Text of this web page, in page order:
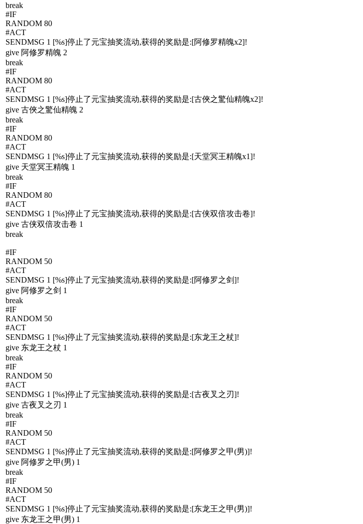
break
#IF
RANDOM 80
#ACT
SENDMSG 1 [%s]停止了元宝抽奖流动,获得的奖励是:[阿修罗精魄x2]!
give 阿修罗精魄 2
break
#IF
RANDOM 80
#ACT
SENDMSG 1 [%s]停止了元宝抽奖流动,获得的奖励是:[古俠之驚仙精魄x2]!
give 古俠之驚仙精魄 2
break
#IF
RANDOM 80
#ACT
SENDMSG 1 [%s]停止了元宝抽奖流动,获得的奖励是:[天堂冥王精魄x1]!
give 天堂冥王精魄 1
break
#IF
RANDOM 80
#ACT
SENDMSG 1 [%s]停止了元宝抽奖流动,获得的奖励是:[古侠双倍攻击卷]!
give 古侠双倍攻击卷 1
break
#IF
RANDOM 50
#ACT
SENDMSG 1 [%s]停止了元宝抽奖流动,获得的奖励是:[阿修罗之剑]!
give 阿修罗之剑 1
break
#IF
RANDOM 50
#ACT
SENDMSG 1 [%s]停止了元宝抽奖流动,获得的奖励是:[东龙王之杖]!
give 东龙王之杖 1
break
#IF
RANDOM 50
#ACT
SENDMSG 1 [%s]停止了元宝抽奖流动,获得的奖励是:[古夜叉之刃]!
give 古夜叉之刃 1
break
#IF
RANDOM 50
#ACT
SENDMSG 1 [%s]停止了元宝抽奖流动,获得的奖励是:[阿修罗之甲(男)]!
give 阿修罗之甲(男) 1
break
#IF
RANDOM 50
#ACT
SENDMSG 1 [%s]停止了元宝抽奖流动,获得的奖励是:[东龙王之甲(男)]!
give 东龙王之甲(男) 1